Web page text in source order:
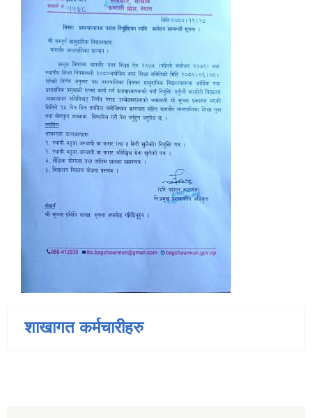
शाखागत कर्मचारीहरु